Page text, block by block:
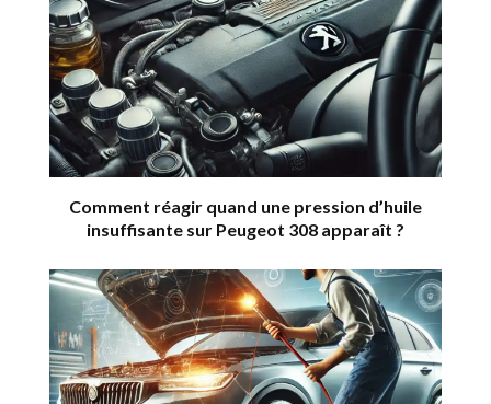
Comment réagir quand une pression d’huile
insuffisante sur Peugeot 308 apparaît ?